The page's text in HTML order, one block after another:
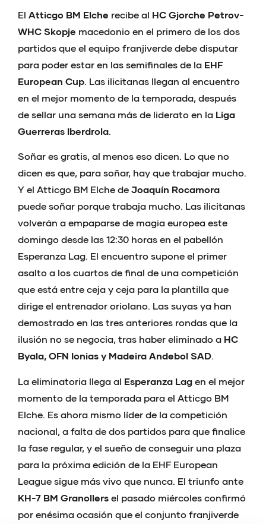
El Atticgo BM Elche recibe al HC Gjorche Petrov-
WHC Skopje macedonio en el primero de los dos
partidos que el equipo franjiverde debe disputar
para poder estar en las semifinales de la EHF
European Cup. Las ilicitanas llegan al encuentro
en el mejor momento de la temporada, después
de sellar una semana más de liderato en la Liga
Guerreras Iberdrola.
Soñar es gratis, al menos eso dicen. Lo que no
dicen es que, para soñar, hay que trabajar mucho.
Y el Atticgo BM Elche de Joaquín Rocamora
puede soñar porque trabaja mucho. Las ilicitanas
volverán a empaparse de magia europea este
domingo desde las 12:30 horas en el pabellón
Esperanza Lag. El encuentro supone el primer
asalto a los cuartos de final de una competición
que está entre ceja y ceja para la plantilla que
dirige el entrenador oriolano. Las suyas ya han
demostrado en las tres anteriores rondas que la
ilusión no se negocia, tras haber eliminado a HC
Byala, OFN Ionias y Madeira Andebol SAD.
La eliminatoria llega al Esperanza Lag en el mejor
momento de la temporada para el Atticgo BM
Elche. Es ahora mismo líder de la competición
nacional, a falta de dos partidos para que finalice
la fase regular, y el sueño de conseguir una plaza
para la próxima edición de la EHF European
League sigue más vivo que nunca. El triunfo ante
KH-7 BM Granollers el pasado miércoles confirmó
por enésima ocasión que el conjunto franjiverde